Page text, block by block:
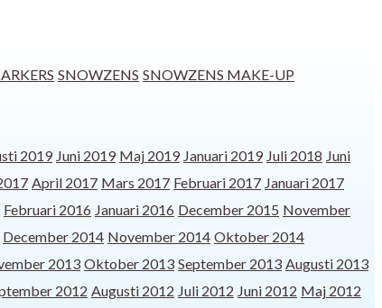
SNOWZENS SNOWZENS MAKE-UP
2019 Juni 2019 Maj 2019 Januari 2019 Juli 2018 Juni
April 2017 Mars 2017 Februari 2017 Januari 2017
Februari 2016 Januari 2016 December 2015 November
December 2014 November 2014 Oktober 2014
2013 Oktober 2013 September 2013 Augusti 2013
2012 Augusti 2012 Juli 2012 Juni 2012 Maj 2012